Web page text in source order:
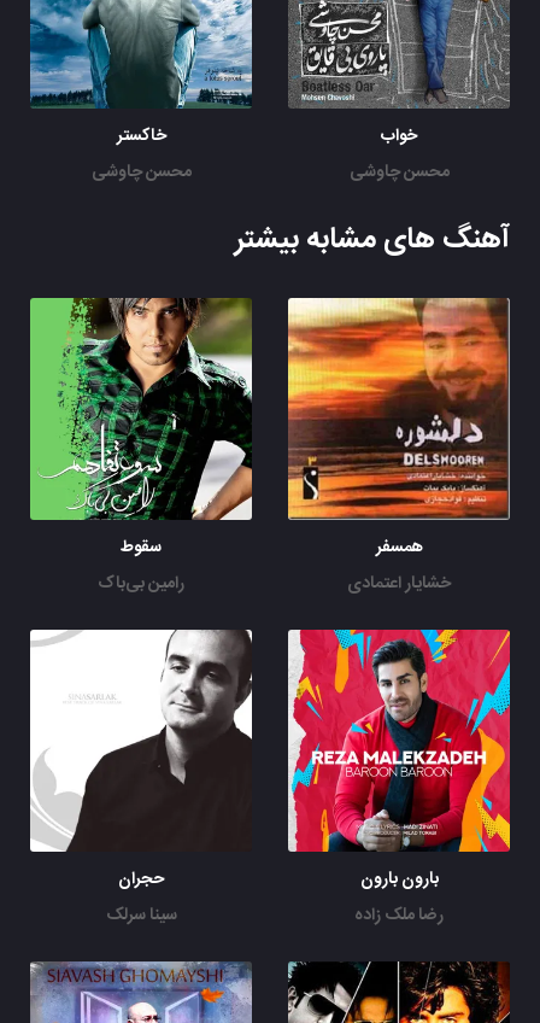
خواب
محسن چاوشی
خاکستر
محسن چاوشی
آهنگ های مشابه بیشتر
همسفر
خشایار اعتمادی
سقوط
رامین بی‌باک
بارون بارون
رضا ملک زاده
حجران
سینا سرلک